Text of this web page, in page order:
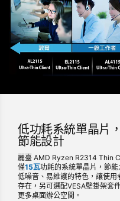
低功耗系統單晶片
節能設計
麗臺 AMD Ryzen R2314 Thin
僅15瓦功耗的系統單晶片，節
低噪音、易維護的特色，讓使
存在，另可選配VESA壁掛架套
更多桌面辦公空間。